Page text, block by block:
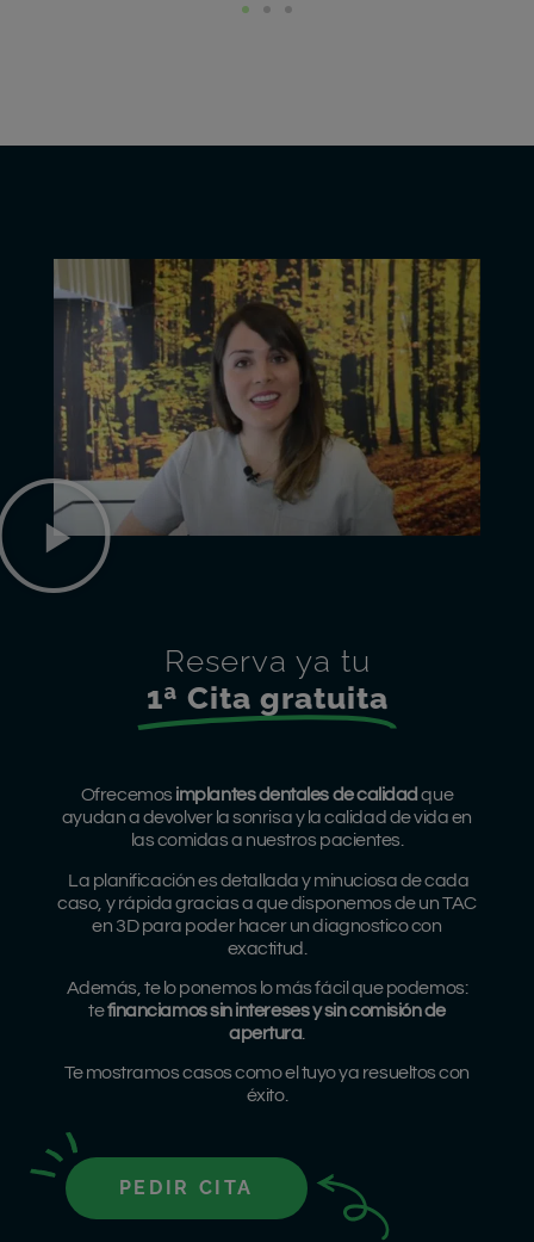
Reserva ya tu
1ª Cita gratuita
Ofrecemos implantes dentales de calidad que
ayudan a devolver la sonrisa y la calidad de vida en
las comidas a nuestros pacientes.
La planificación es detallada y minuciosa de cada
caso, y rápida gracias a que disponemos de un TAC
en 3D para poder hacer un diagnostico con
exactitud.
Además, te lo ponemos lo más fácil que podemos:
tefinanciamos sin intereses y sin comisión de
apertura
Te mostramos casos como el tuyo ya resueltos con
éxito.
PEDIR CITA